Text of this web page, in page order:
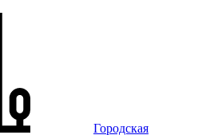
Городская